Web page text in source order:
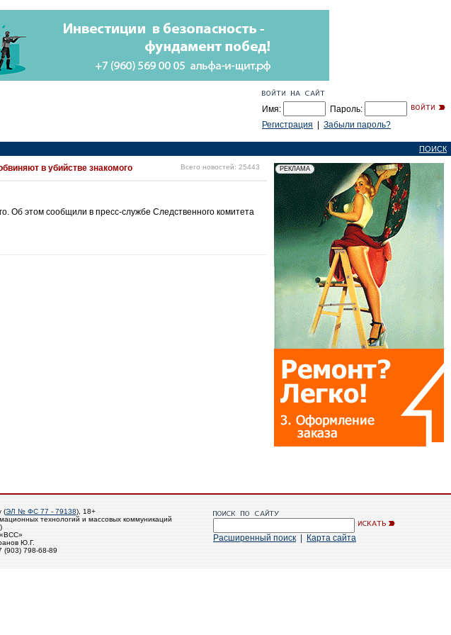
Имя:
Пароль:
Регистрация
Забыли пароль?
ПОИСК
в убийстве знакомого Всего новостей: 25443
Об этом сообщили в пресс-службе Следственного комитета
(ЭЛ № ФС 77 - 79138), 18+
технологий и массовых коммуникаций
Ю.Г.
(903) 798-68-89
Расширенный поиск Карта сайта